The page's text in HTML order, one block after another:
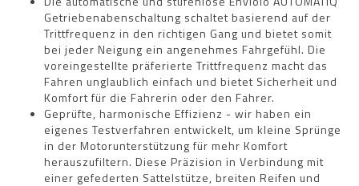
Getriebenabenschaltung schaltet basierend auf der
Trittfrequenz in den richtigen Gang und bietet somit
bei jeder Neigung ein angenehmes Fahrgefühl. Die
voreingestellte präferierte Trittfrequenz macht das
Fahren unglaublich einfach und bietet Sicherheit und
Komfort für die Fahrerin oder den Fahrer.
Geprüfte, harmonische Effizienz - wir haben ein
eigenes Testverfahren entwickelt, um kleine Sprünge
in der Motorunterstützung für mehr Komfort
herauszufiltern. Diese Präzision in Verbindung mit
einer gefederten Sattelstütze, breiten Reifen und